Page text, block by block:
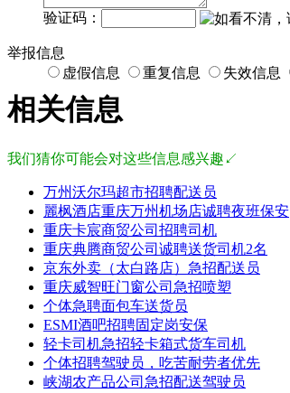
验证码：
举报信息
虚假信息
重复信息 失效信息
相关信息
我们猜你可能会对这些信息感兴趣↙
万州沃尔玛超市招聘配送员
麗枫酒店重庆万州机场店诚聘夜班保安
重庆卡宸商贸公司招聘司机
重庆典腾商贸公司诚聘送货司机2名
京东外卖（太白路店）急招配送员
重庆威智旺门窗公司急招喷塑
个体急聘面包车送货员
ESMI酒吧招聘固定岗安保
轻卡司机急招轻卡箱式货车司机
个体招聘驾驶员，吃苦耐劳者优先
峡湖农产品公司急招配送驾驶员